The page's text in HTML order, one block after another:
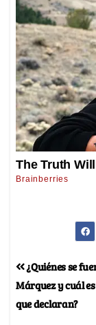
¿Quiénes se
Márquez y cuál
que declaran?